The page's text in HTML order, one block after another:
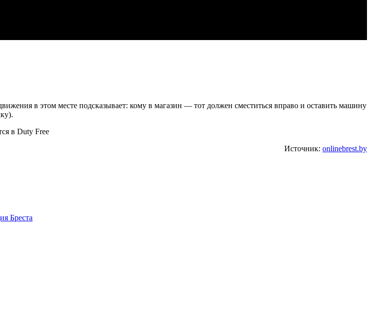
в этом месте подсказывает: кому в магазин — тот должен сместиться вправо и оставить машину
Источник: onlinebrest.by
Бреста